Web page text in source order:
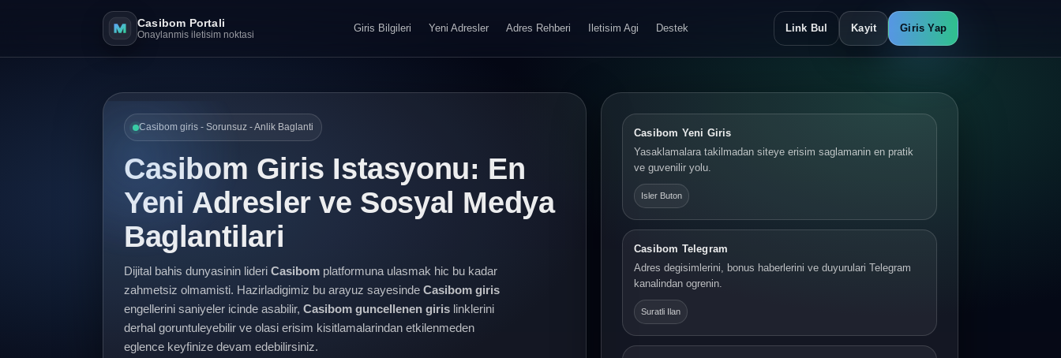
Casibom Portali
Onaylanmis iletisim noktasi
Giris Bilgileri Yeni Adresler Adres Rehberi Iletisim Agi Destek Link Bul Kayit Giris Yap
Casibom giris - Sorunsuz - Anlik Baglanti
Casibom Giris Istasyonu: En
Yeni Adresler ve Sosyal Medya
Baglantilari
Dijital bahis dunyasinin lideri Casibom platformuna ulasmak hic bu kadar
zahmetsiz olmamisti. Hazirladigimiz bu arayuz sayesinde Casibom giris
engellerini saniyeler icinde asabilir, Casibom guncellenen giris linklerini
derhal goruntuleyebilir ve olasi erisim kisitlamalarindan etkilenmeden
eglence keyfinize devam edebilirsiniz.
Casibom Yeni Giris
Yasaklamalara takilmadan siteye erisim saglamanin en pratik
ve guvenilir yolu.
Isler Buton
Casibom Telegram
Adres degisimlerini, bonus haberlerini ve duyurulari Telegram
kanalindan ogrenin.
Suratli Ilan